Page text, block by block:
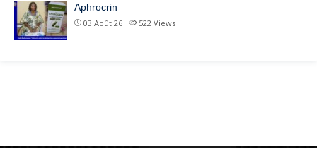
Aphrocrin
03 Août 26 522 Views